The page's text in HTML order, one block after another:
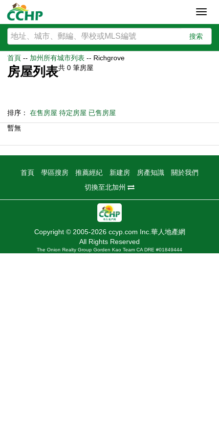
搜索
首頁 -- 加州所有城市列表 -- Richgrove
房屋列表共 0 筆房屋
排序： 在售房屋 待定房屋 已售房屋
暫無
首頁 學區搜房 推薦經紀 新建房 房產知識
關於我們
切換至北加州
Copyright © 2005-2026 ccyp.com Inc.華人地產網
All Rights Reserved
The Onion Realty Group Gorden Kao Team CA DRE #01849444